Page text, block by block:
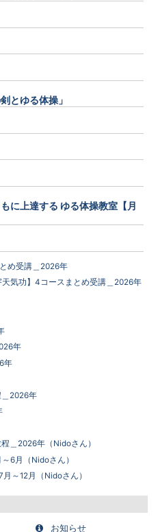
とゆる体操」
に上達する ゆる体操教室【月
め受講＿2026年
気功】4コースまとめ受講＿2026年
年
年
2026年
＿2026年（Nidoさん）
6月（Nidoさん）
～12月（Nidoさん）
お知らせ